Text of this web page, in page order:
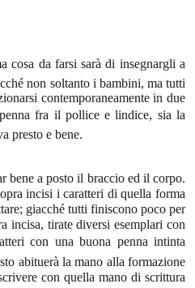
cosa da farsi sarà di insegnargli a
non soltanto i bambini, ma tutti
con­temporaneamente in due
fra il pollice e lindice, sia la
presto e bene.
bene a posto il braccio ed il corpo.
incisi i caratteri di quella forma
giacché tutti fini­scono poco per
incisa, tirate diversi esemplari con
con una buona penna intinta
abituerà la mano alla formazione
con quella mano di scrittura